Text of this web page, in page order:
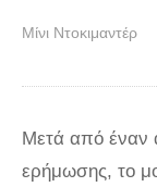
Μίνι Ντοκιμαντέρ
Μετά από έναν
ερήμωσης, το